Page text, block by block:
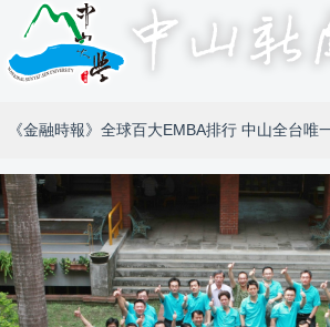
《金融時報》全球百大EMBA排行 中山全台唯